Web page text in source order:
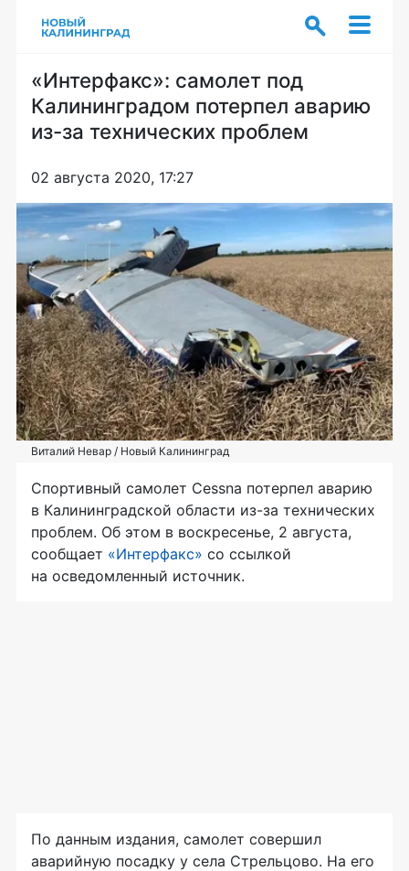
«Интерфакс»: самолет под
Калининградом потерпел аварию
из-за технических проблем
02 августа 2020, 17:27
Виталий Невар / Новый Калининград
Спортивный самолет Cessna потерпел аварию
в Калининградской области из-за технических
проблем. Об этом в воскресенье, 2 августа,
сообщает «Интерфакс» со ссылкой
на осведомленный источник.
По данным издания, самолет совершил
аварийную посадку у села Стрельцово. На его